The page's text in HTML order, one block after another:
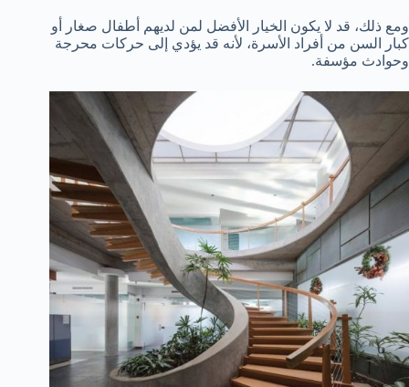
ومع ذلك، قد لا يكون الخيار الأفضل لمن لديهم أطفال صغار أو
كبار السن من أفراد الأسرة، لأنه قد يؤدي إلى حركات محرجة
وحوادث مؤسفة.